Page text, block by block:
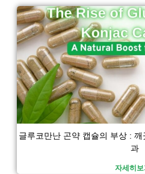
글루코만난 곤약 캡슐의 부상 :
과
자세히